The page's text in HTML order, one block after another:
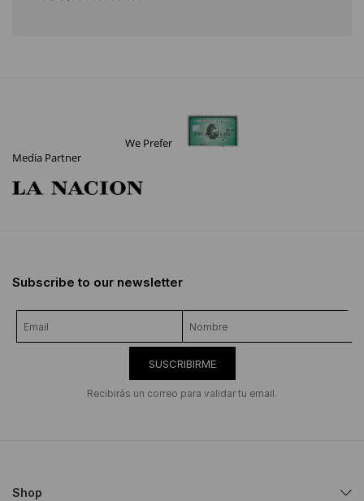
We Prefer
Media Partner
Subscribe to our newsletter
SUSCRIBIRME
Recibirás un correo para validar tu email.
Shop